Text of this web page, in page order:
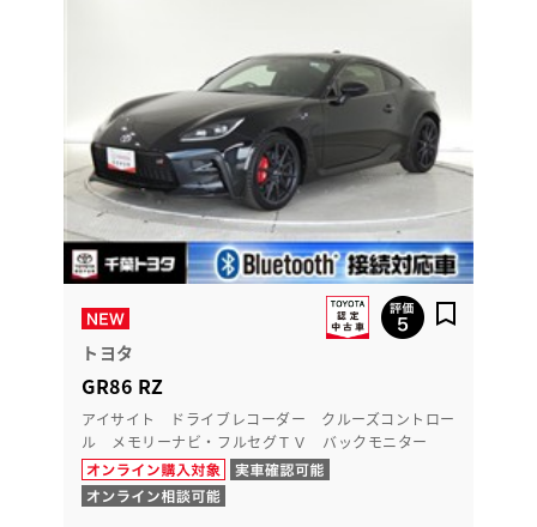
トヨタ
GR86 RZ
アイサイト ドライブレコーダー クルーズコントロー
ル メモリーナビ・フルセグＴＶ バックモニター